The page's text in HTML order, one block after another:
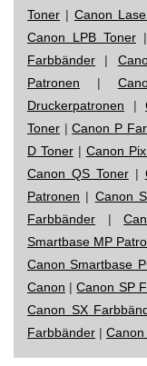
Toner | Canon
Canon LPB Toner |
Farbbänder |
Patronen |
Druckerpatronen |
Toner |Canon P
D Toner| Canon
Canon QS Toner|
Patronen | Canon
Farbbänder |
Smartbase MP
Canon Smartbase
Canon |Canon SP
Canon SX
Farbbänder | Canon